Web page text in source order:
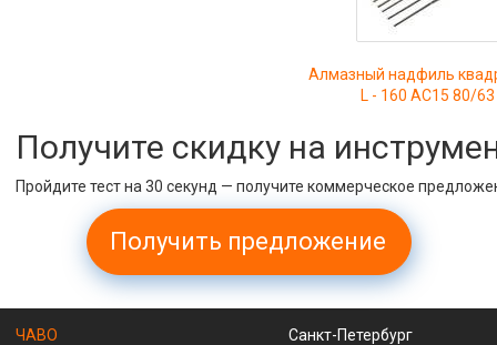
Алмазный надфиль
L - 160 АС15 80/63
Получите скидку на
Пройдите тест на 30 секунд — получите коммерческое
Получить предложение
ЧАВО
Санкт-Петербург